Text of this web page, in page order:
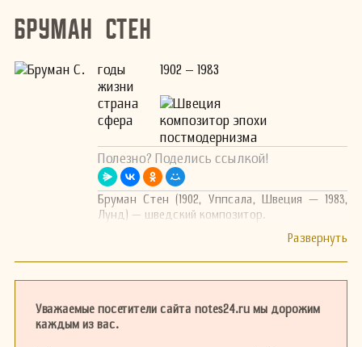
Бруман Стен
годы
жизни
1902 – 1983
страна
Швеция
сфера
композитор эпохи
постмодернизма
Полезно? Поделись ссылкой!
Бруман Стен (1902, Уппсала, Швеция — 1983,
Лунд) — шведский композитор.
Уважаемые посетители сайта notes24.ru мы дорожим
каждым из вас.